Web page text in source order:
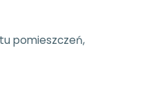
pomieszczeń,